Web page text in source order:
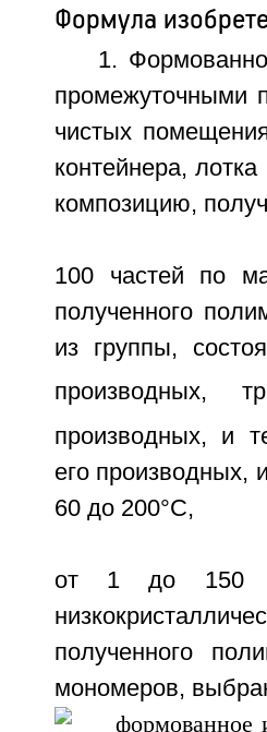
Формула
1.
промежуточными
чистых
контейнера,
композицию,
100 частей по
полученного
из группы,
производных,
производных, и
его производных,
60 до 200°С,
от 1 до 150
полученного
мономеров,